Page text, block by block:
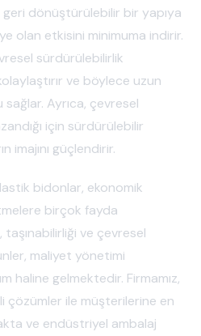
geri dönüştürülebilir bir yapıya
olan etkisini minimuma indirir.
sürdürülebilirlik
ve böylece uzun
Ayrıca, çevresel
için sürdürülebilir
imajını güçlendirir.
bidonlar, ekonomik
birçok fayda
taşınabilirliği ve çevresel
maliyet yönetimi
haline gelmektedir. Firmamız,
çözümler ile müşterilerine en
ve endüstriyel ambalaj